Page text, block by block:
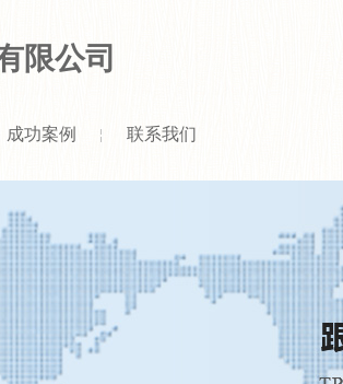
限公司
成功案例 联系我们